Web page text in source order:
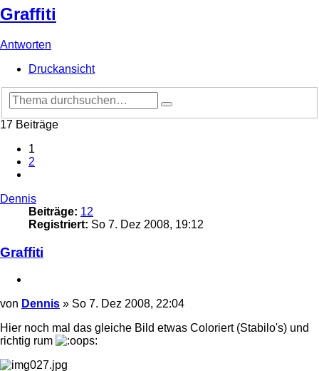
Graffiti
Antworten
Druckansicht
Suche
17 Beiträge
1
2
Dennis
Beiträge: 12
Registriert: So 7. Dez 2008, 19:12
Graffiti
Beitrag
von Dennis » So 7. Dez 2008, 22:04
Hier noch mal das gleiche Bild etwas Coloriert (Stabilo's) und
richtig rum